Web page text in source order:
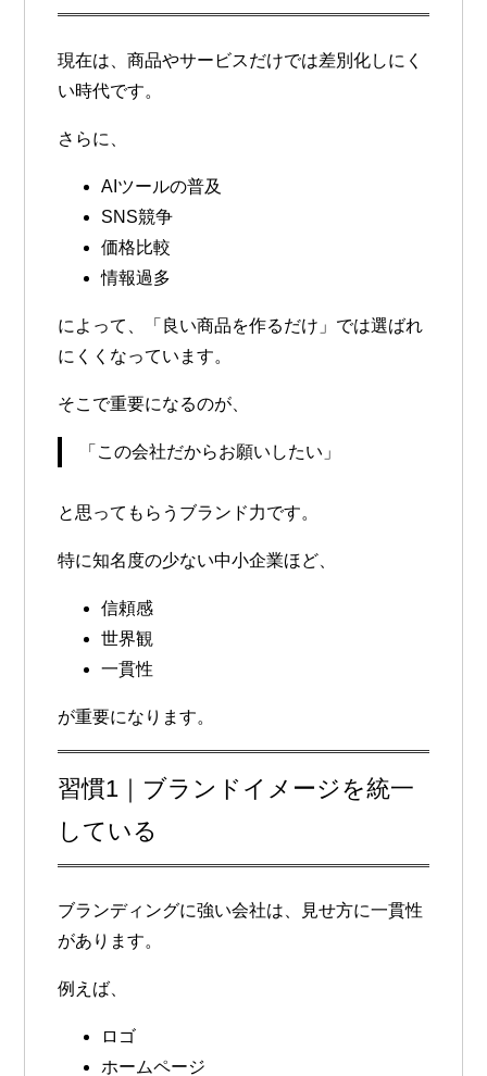
現在は、商品やサービスだけでは差別化しにく
い時代です。
さらに、
AIツールの普及
SNS競争
価格比較
情報過多
によって、「良い商品を作るだけ」では選ばれ
にくくなっています。
そこで重要になるのが、
「この会社だからお願いしたい」
と思ってもらうブランド力です。
特に知名度の少ない中小企業ほど、
信頼感
世界観
一貫性
が重要になります。
習慣1｜ブランドイメージを統一
している
ブランディングに強い会社は、見せ方に一貫性
があります。
例えば、
ロゴ
ホームページ